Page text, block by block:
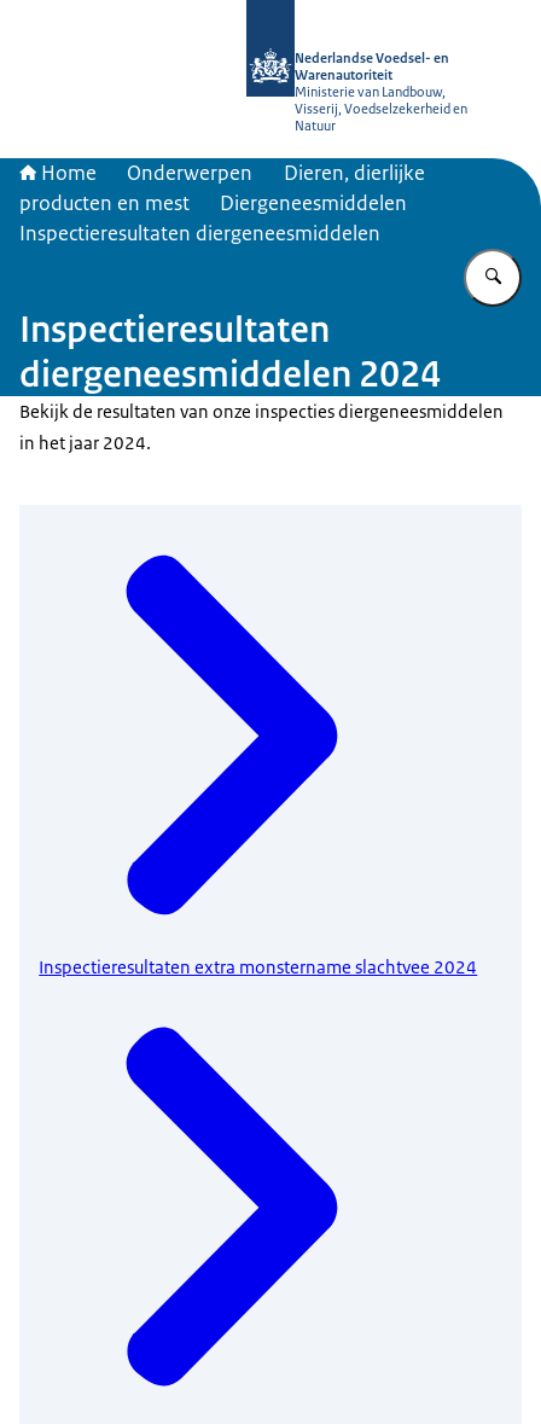
Nederlandse Voedsel- en
Warenautoriteit
Ministerie van Landbouw,
Visserij, Voedselzekerheid en
Natuur
Home Onderwerpen
Dieren, dierlijke
producten en mest
Diergeneesmiddelen
Inspectieresultaten diergeneesmiddelen
Inspectieresultaten
diergeneesmiddelen 2024
Bekijk de resultaten van onze inspecties diergeneesmiddelen
in het jaar 2024.
Inspectieresultaten extra monstername slachtvee 2024